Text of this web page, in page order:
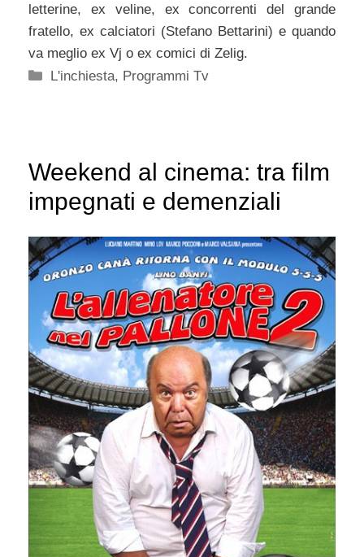
letterine, ex veline, ex concorrenti del grande
fratello, ex calciatori (Stefano Bettarini) e quando
va meglio ex Vj o ex comici di Zelig.
Categorie
L'inchiesta, Programmi Tv
Weekend al cinema: tra film
impegnati e demenziali